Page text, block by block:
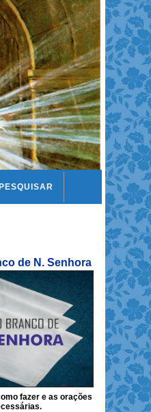
PESQUISAR
de N. Senhora
fazer e as orações